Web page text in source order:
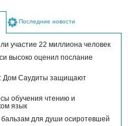
Последние новости
участие 22 миллиона человек
высоко оценил послание
Дом Саудиты защищают
обучения чтению и
язык
для души осиротевшей